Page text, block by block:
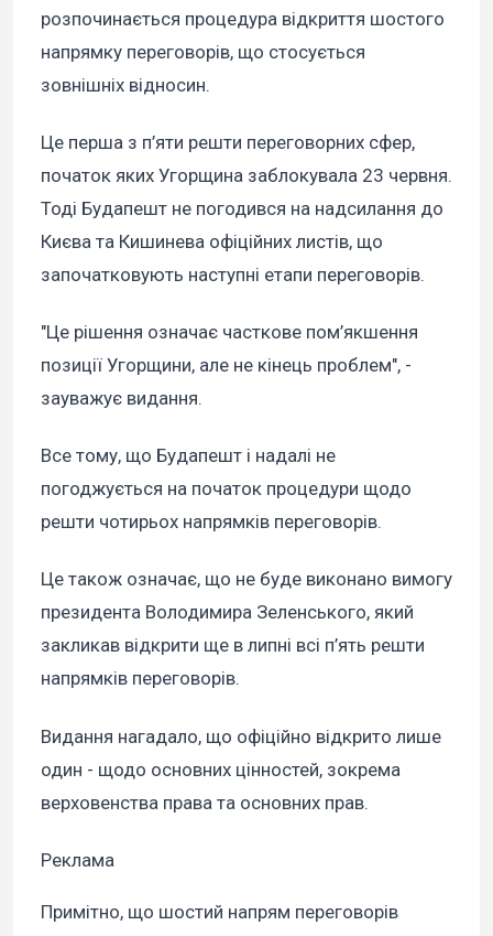
розпочинається процедура відкриття шостого
напрямку переговорів, що стосується
зовнішніх відносин.
Це перша з п’яти решти переговорних сфер,
початок яких Угорщина заблокувала 23 червня.
Тоді Будапешт не погодився на надсилання до
Києва та Кишинева офіційних листів, що
започатковують наступні етапи переговорів.
"Це рішення означає часткове пом’якшення
позиції Угорщини, але не кінець проблем", -
зауважує видання.
Все тому, що Будапешт і надалі не
погоджується на початок процедури щодо
решти чотирьох напрямків переговорів.
Це також означає, що не буде виконано вимогу
президента Володимира Зеленського, який
закликав відкрити ще в липні всі п’ять решти
напрямків переговорів.
Видання нагадало, що офіційно відкрито лише
один - щодо основних цінностей, зокрема
верховенства права та основних прав.
Реклама
Примітно, що шостий напрям переговорів